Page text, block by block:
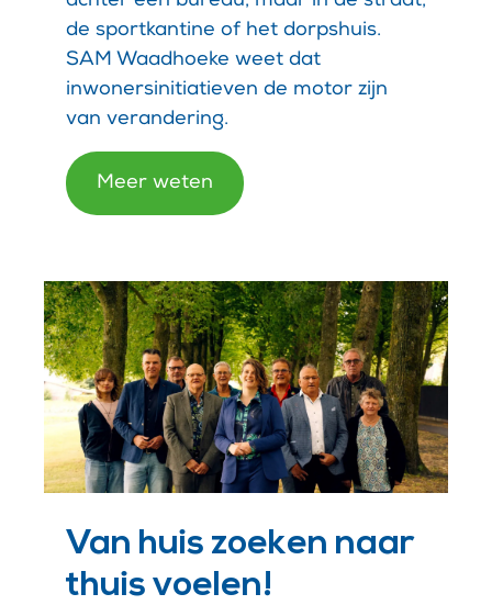
de sportkantine of het dorpshuis.
SAM Waadhoeke weet dat
inwonersinitiatieven de motor zijn
van verandering.
Meer weten
Van huis zoeken naar
thuis voelen!